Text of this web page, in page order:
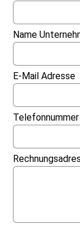
Name
E-Mail Adresse
Telefonnummer